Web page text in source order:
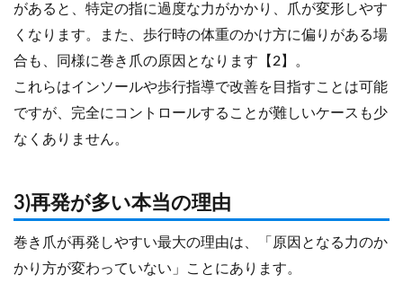
があると、特定の指に過度な力がかかり、爪が変形しやす
くなります。また、歩行時の体重のかけ方に偏りがある場
合も、同様に巻き爪の原因となります【2】。
これらはインソールや歩行指導で改善を目指すことは可能
ですが、完全にコントロールすることが難しいケースも少
なくありません。
3)再発が多い本当の理由
巻き爪が再発しやすい最大の理由は、「原因となる力のか
かり方が変わっていない」ことにあります。